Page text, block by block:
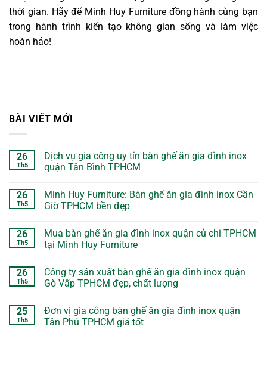
thời gian. Hãy để Minh Huy Furniture đồng hành cùng bạn
trong hành trình kiến tạo không gian sống và làm việc
hoàn hảo!
BÀI VIẾT MỚI
26
Th5
Dịch vụ gia công uy tín bàn ghế ăn gia đình inox
quận Tân Bình TPHCM
26
Th5
Minh Huy Furniture: Bàn ghế ăn gia đình inox Cần
Giờ TPHCM bền đẹp
26
Th5
Mua bàn ghế ăn gia đình inox quận củ chi TPHCM
tại Minh Huy Furniture
26
Th5
Công ty sản xuất bàn ghế ăn gia đình inox quận
Gò Vấp TPHCM đẹp, chất lượng
25
Th5
Đơn vị gia công bàn ghế ăn gia đình inox quận
Tân Phú TPHCM giá tốt